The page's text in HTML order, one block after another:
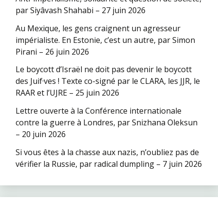
par Siyâvash Shahabi – 27 juin 2026
Au Mexique, les gens craignent un agresseur
impérialiste. En Estonie, c’est un autre, par Simon
Pirani – 26 juin 2026
Le boycott d’Israël ne doit pas devenir le boycott
des Juif·ves ! Texte co-signé par le CLARA, les JJR, le
RAAR et l’UJRE – 25 juin 2026
Lettre ouverte à la Conférence internationale
contre la guerre à Londres, par Snizhana Oleksun
– 20 juin 2026
Si vous êtes à la chasse aux nazis, n’oubliez pas de
vérifier la Russie, par radical dumpling – 7 juin 2026